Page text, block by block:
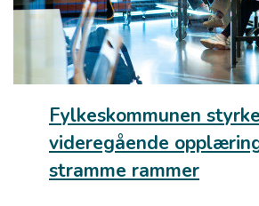
Fylkeskommunen
videregående
stramme rammer